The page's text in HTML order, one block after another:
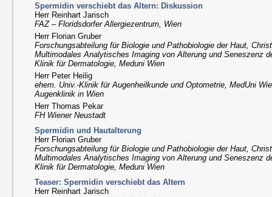
Spermidin verschiebt das Altern: Diskussion
Herr Reinhart Jarisch
FAZ – Floridsdorfer Allergiezentrum, Wien
Herr Florian Gruber
Forschungsabteilung für Biologie und Pathobiologie der Haut,
Multimodales Analytisches Imaging von Alterung und Seneszenz
Klinik für Dermatologie, Meduni Wien
Herr Peter Heilig
ehem. Univ.-Klinik für Augenheilkunde und Optometrie, MedUni
Augenklinik in Wien
Herr Thomas Pekar
FH Wiener Neustadt
Spermidin und Hautalterung
Herr Florian Gruber
Forschungsabteilung für Biologie und Pathobiologie der Haut,
Multimodales Analytisches Imaging von Alterung und Seneszenz
Klinik für Dermatologie, Meduni Wien
Teaser: Spermidin verschiebt das Altern
Herr Reinhart Jarisch